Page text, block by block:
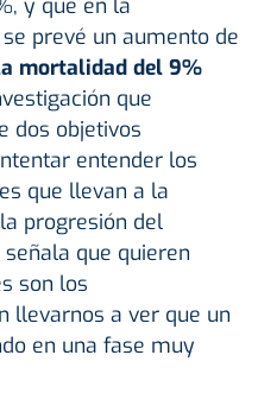
prevé un aumento de
mortalidad del 9%
que
dos objetivos
entender los
que llevan a la
progresión del
señala que quieren
son los
llevarnos a ver que un
en una fase muy